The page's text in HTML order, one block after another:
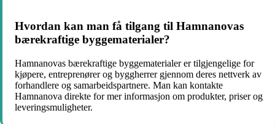
Hvordan kan man få tilgang til Hamnanovas
bærekraftige byggematerialer?
Hamnanovas bærekraftige byggematerialer er tilgjengelige for
kjøpere, entreprenører og byggherrer gjennom deres nettverk av
forhandlere og samarbeidspartnere. Man kan kontakte
Hamnanova direkte for mer informasjon om produkter, priser og
leveringsmuligheter.